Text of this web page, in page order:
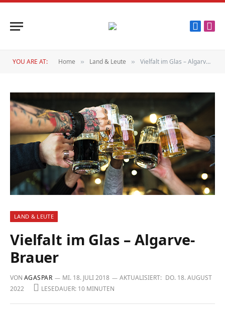
YOU ARE AT: Home » Land & Leute » Vielfalt im Glas – Algarve-Brauer
LAND & LEUTE
Vielfalt im Glas – Algarve-
Brauer
VON AGASPAR MI. 18. JULI 2018 AKTUALISIERT: DO. 18. AUGUST
2022
LESEDAUER: 10 MINUTEN